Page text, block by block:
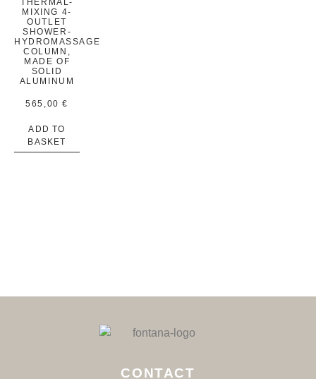
MIXING 4-
OUTLET
SHOWER-
HYDROMASSAGE
COLUMN,
MADE OF
SOLID
ALUMINUM
565,00€
ADD TO
BASKET
CONTACT